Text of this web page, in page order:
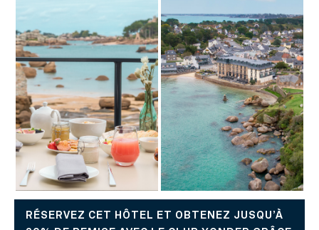
RÉSERVEZ CET HÔTEL ET OBTENEZ JUSQU’À